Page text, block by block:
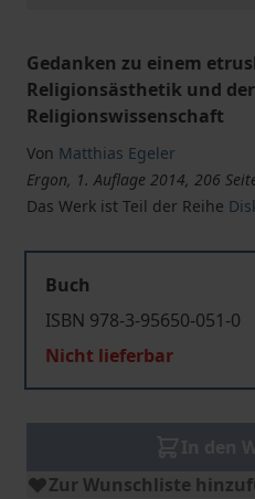
Gedanken zu einem
Religionsästhetik und
Religionswissenschaft
Von Matthias Egeler
Ergon, 1. Auflage 2014, 206
Das Werk ist Teil der Reihe
Buch
ISBN 978-3-95650-051-0
Nicht lieferbar
Zur Wunschliste